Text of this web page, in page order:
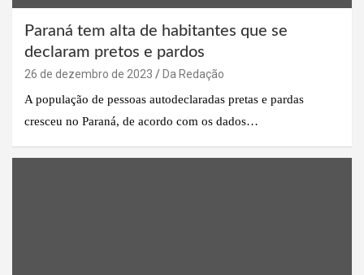
Paraná tem alta de habitantes que se
declaram pretos e pardos
26 de dezembro de 2023
Da Redação
A população de pessoas autodeclaradas pretas e pardas
cresceu no Paraná, de acordo com os dados…